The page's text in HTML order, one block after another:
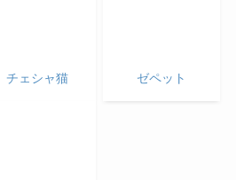
チェシャ猫 ゼペット